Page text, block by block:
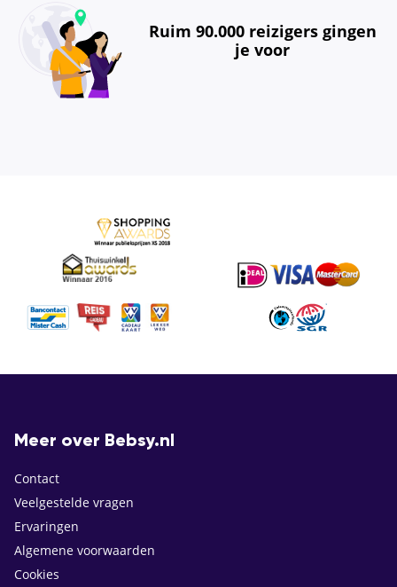
Ruim 90.000 reizigers gingen
je voor
Meer over Bebsy.nl
Contact
Veelgestelde vragen
Ervaringen
Algemene voorwaarden
Cookies